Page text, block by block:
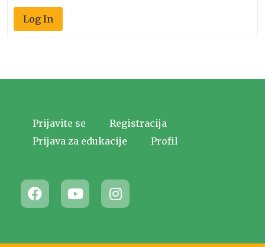
Log In
Prijavite se
Registracija
Prijava za edukacije
Profil